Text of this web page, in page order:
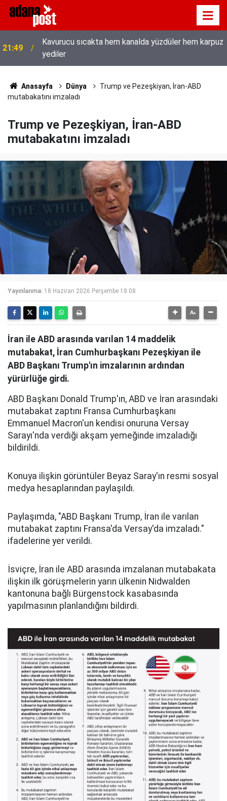
21:49
Kavurucu sıcakta hem kanalda yüzdüler hem karpuz
yediler
Anasayfa Dünya
Trump ve Pezeşkiyan, İran-ABD
mutabakatını imzaladı
Trump ve Pezeşkiyan, İran-ABD
mutabakatını imzaladı
Yayınlanma: 18 Haziran 2026 Perşembe 18:08
İran ile ABD arasında varılan 14 maddelik
mutabakat, İran Cumhurbaşkanı Pezeşkiyan ile
ABD Başkanı Trump'ın imzalarının ardından
yürürlüğe girdi.
ABD Başkanı Donald Trump'ın, ABD ve İran arasındaki
mutabakat zaptını Fransa Cumhurbaşkanı
Emmanuel Macron'un kendisi onuruna Versay
Sarayı'nda verdiği akşam yemeğinde imzaladığı
bildirildi.
Konuya ilişkin görüntüler Beyaz Saray'ın resmi sosyal
medya hesaplarından paylaşıldı.
Paylaşımda, "ABD Başkanı Trump, İran ile varılan
mutabakat zaptını Fransa'da Versay'da imzaladı."
ifadelerine yer verildi.
İsviçre, İran ile ABD arasında imzalanan mutabakata
ilişkin ilk görüşmelerin yarın ülkenin Nidwalden
kantonuna bağlı Bürgenstock kasabasında
yapılmasının planlandığını bildirdi.